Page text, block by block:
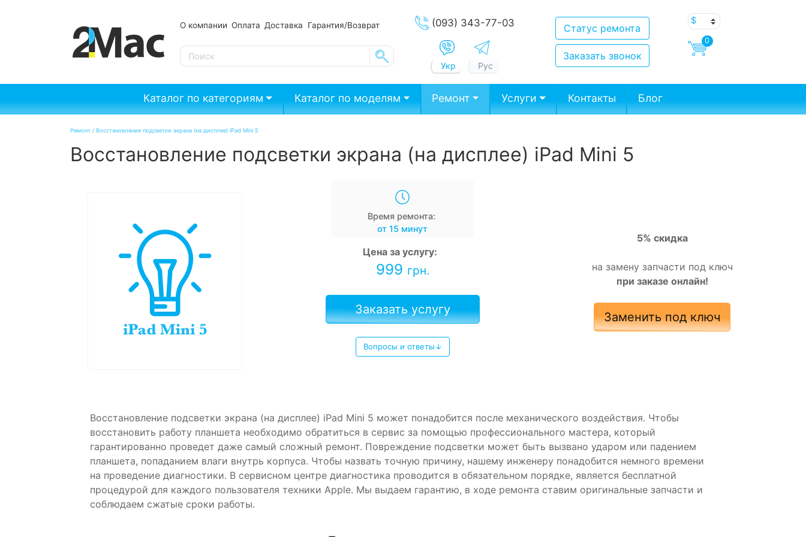
О компании Оплата Доставка Гарантия/Возврат
SE
(093) 343-77-03
Укр Рус
Статус ремонта
Заказать звонок
0
Каталог по категориям Каталог по моделям Ремонт Услуги Контакты Блог
Ремонт / Восстановление подсветки экрана (на дисплее) iPad Mini 5
Восстановление подсветки экрана (на дисплее) iPad Mini 5
Время ремонта:
от 15 минут
Цена за услугу:
999 грн.
Заказать услугу
Вопросы и ответы↓
5% скидка
на замену запчасти под ключ
при заказе онлайн!
Заменить под ключ
Восстановление подсветки экрана (на дисплее) iPad Mini 5 может понадобится после механического воздействия. Чтобы
восстановить работу планшета необходимо обратиться в сервис за помощью профессионального мастера, который
гарантированно проведет даже самый сложный ремонт. Повреждение подсветки может быть вызвано ударом или падением
планшета, попаданием влаги внутрь корпуса. Чтобы назвать точную причину, нашему инженеру понадобится немного времени
на проведение диагностики. В сервисном центре диагностика проводится в обязательном порядке, является бесплатной
процедурой для каждого пользователя техники Apple. Мы выдаем гарантию, в ходе ремонта ставим оригинальные запчасти и
соблюдаем сжатые сроки работы.